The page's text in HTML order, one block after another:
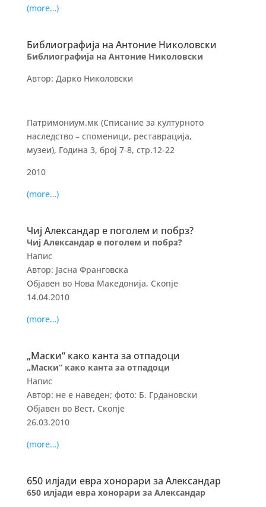
(more…)
Библиографија на Антоние Николовски
Библиографија на Антоние Николовски
Автор: Дарко Николовски
Патримониум.мк (Списание за културното
наследство – споменици, реставрација,
музеи), Година 3, брoj 7-8, стр.12-22
2010
(more…)
Чиј Александар е поголем и побрз?
Чиј Александар е поголем и побрз?
Напис
Автор: Јасна Франговска
Објавен во Нова Македонија, Скопје
14.04.2010
(more…)
„Маски“ како канта за отпадоци
„Маски“ како канта за отпадоци
Напис
Автор: не е наведен; фото: Б. Грдановски
Објавен во Вест, Скопје
26.03.2010
(more…)
650 илјади евра хонорари за Александар
650 илјади евра хонорари за Александар